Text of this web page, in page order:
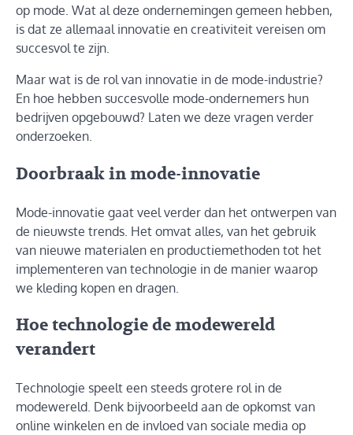
op mode. Wat al deze ondernemingen gemeen hebben,
is dat ze allemaal innovatie en creativiteit vereisen om
succesvol te zijn.
Maar wat is de rol van innovatie in de mode-industrie?
En hoe hebben succesvolle mode-ondernemers hun
bedrijven opgebouwd? Laten we deze vragen verder
onderzoeken.
Doorbraak in mode-innovatie
Mode-innovatie gaat veel verder dan het ontwerpen van
de nieuwste trends. Het omvat alles, van het gebruik
van nieuwe materialen en productiemethoden tot het
implementeren van technologie in de manier waarop
we kleding kopen en dragen.
Hoe technologie de modewereld
verandert
Technologie speelt een steeds grotere rol in de
modewereld. Denk bijvoorbeeld aan de opkomst van
online winkelen en de invloed van sociale media op